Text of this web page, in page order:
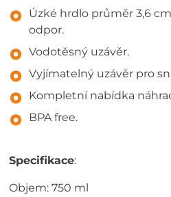
Úzké hrdlo průměr 3,6
odpor.
Vodotěsný uzávěr.
Vyjímatelný uzávěr pro
Kompletní nabídka
BPA free.
Specifikace:
Objem: 750 ml